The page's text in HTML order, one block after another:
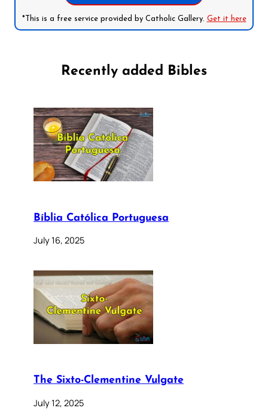
*This is a free service provided by Catholic Gallery. Get it here
Recently added Bibles
Bíblia Católica Portuguesa
July 16, 2025
The Sixto-Clementine Vulgate
July 12, 2025